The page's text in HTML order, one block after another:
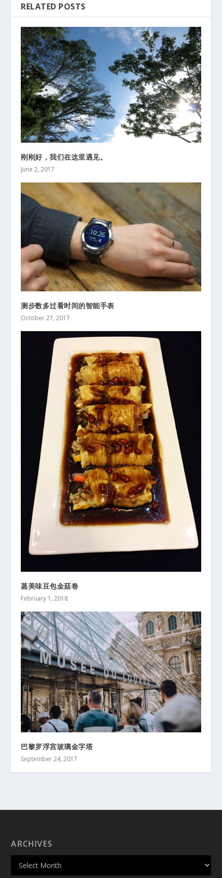
RELATED POSTS
刚刚好，我们在这里遇见。
June 2, 2017
测步数多过看时间的智能手表
October 27, 2017
蒸美味豆包金菇卷
February 1, 2018
巴黎罗浮宫玻璃金字塔
September 24, 2017
ARCHIVES